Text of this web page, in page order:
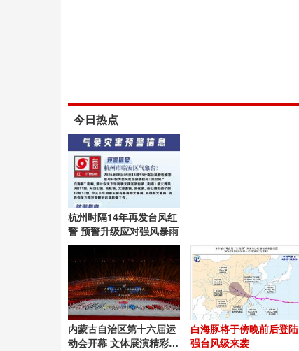
今日热点
杭州时隔14年再发台风红
警 预警升级应对强风暴雨
内蒙古自治区第十六届运
动会开幕 文体展演精彩纷
白海豚将于傍晚前后登陆
强台风级来袭